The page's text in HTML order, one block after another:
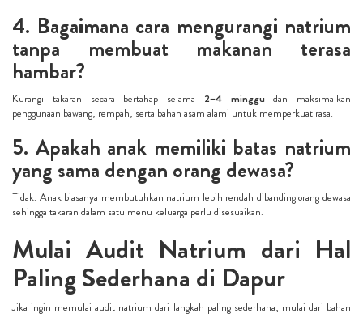
4. Bagaimana cara mengurangi natrium
tanpa membuat makanan terasa
hambar?
Kurangi takaran secara bertahap selama 2–4 minggu dan maksimalkan
penggunaan bawang, rempah, serta bahan asam alami untuk memperkuat rasa.
5. Apakah anak memiliki batas natrium
yang sama dengan orang dewasa?
Tidak. Anak biasanya membutuhkan natrium lebih rendah dibanding orang dewasa
sehingga takaran dalam satu menu keluarga perlu disesuaikan.
Mulai Audit Natrium dari Hal
Paling Sederhana di Dapur
Jika ingin memulai audit natrium dari langkah paling sederhana, mulai dari bahan